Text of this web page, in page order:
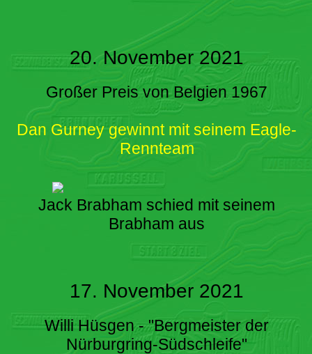
20. November 2021
Großer Preis von Belgien 1967
Dan Gurney gewinnt mit seinem Eagle-
Rennteam
Jack Brabham schied mit seinem
Brabham aus
17. November 2021
Willi Hüsgen - "Bergmeister der
Nürburgring-Südschleife"